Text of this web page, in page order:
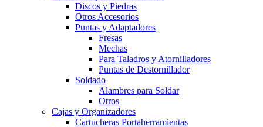
Discos y Piedras
Otros Accesorios
Puntas y Adaptadores
Fresas
Mechas
Para Taladros y Atornilladores
Puntas de Destornillador
Soldado
Alambres para Soldar
Otros
Cajas y Organizadores
Cartucheras Portaherramientas